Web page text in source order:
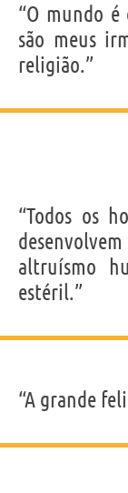
“O mundo
são meus
religião.”
“Todos os
altruísmo
estéril.”
“A grande